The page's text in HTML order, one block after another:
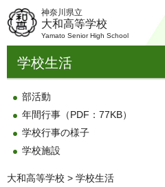
神奈川県立
大和高等学校
Yamato Senior High School
学校生活
部活動
年間行事（PDF：77KB）
学校行事の様子
学校施設
大和高等学校 > 学校生活